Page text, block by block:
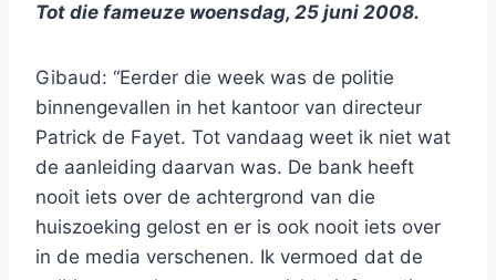
Tot die fameuze woensdag, 25 juni 2008.
Gibaud: “Eerder die week was de politie
binnengevallen in het kantoor van directeur
Patrick de Fayet. Tot vandaag weet ik niet wat
de aanleiding daarvan was. De bank heeft
nooit iets over de achtergrond van die
huiszoeking gelost en er is ook nooit iets over
in de media verschenen. Ik vermoed dat de